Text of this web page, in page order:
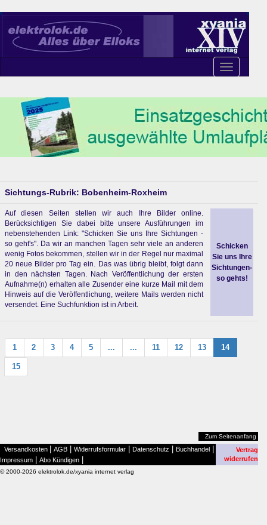
Toggle
navigation
Sichtungs-Rubrik: Bobenheim-Roxheim
Auf diesen Seiten stellen wir auch Ihre Bilder online.
Berücksichtigen Sie dabei bitte unsere Ausführungen im
nebenstehenden Link: "Schicken Sie uns Ihre Sichtungen -
so geht's". Da wir an manchen Tagen sehr viele an anderen
wenig Fotos bekommen, stellen wir in der Regel nur maximal
20 neue Bilder pro Tag ein. Das was übrig bleibt, folgt dann
in den nächsten Tagen. Nach Veröffentlichung der ersten
Aufnahme(n) erhalten alle Zusender eine kurze Mail mit dem
Hinweis auf die Veröffentlichung, weitere Mails werden nicht
versendet. Eine Suchfunktion ist in Arbeit.
Schicken
Sie uns Ihre
Sichtungen-
so gehts!
1 2 3 4 5 ... ... 11 12 13 14
15
Zum Seitenanfang
Versandkosten AGB Widerrufsformular Datenschutz Buchhandel
Impressum Abo Kündigen
Vertrag
widerrufen
© 2000-2026 elektrolok.de/xyania internet verlag